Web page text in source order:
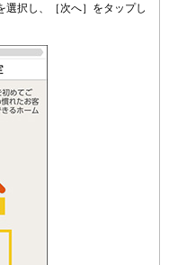
選択し、［次へ］をタップし